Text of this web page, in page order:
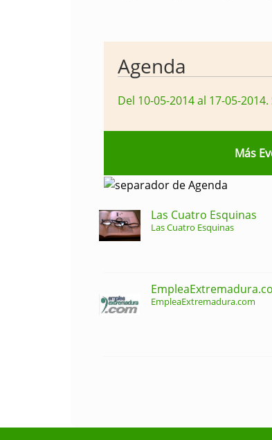
Agenda
Del 10-05-2014 al 17-05-2014.
Más
Las Cuatro Esquinas
Las Cuatro Esquinas
EmpleaExtremadura.com